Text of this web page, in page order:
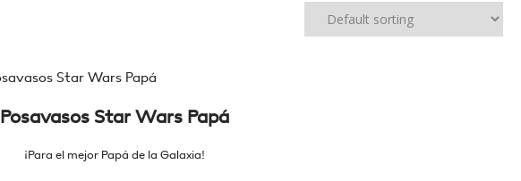
Posavasos Star Wars Papá
¡Para el mejor Papá de la Galaxia!